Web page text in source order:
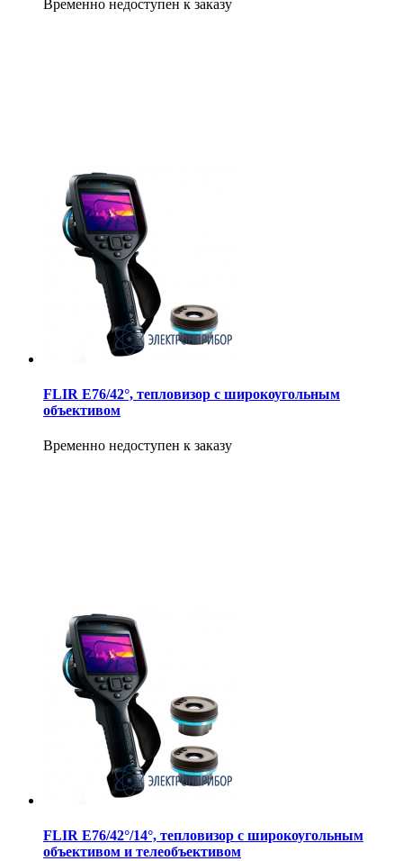
Временно недоступен к заказу
FLIR E76/42°, тепловизор с широкоугольным
объективом
Временно недоступен к заказу
FLIR E76/42°/14°, тепловизор с широкоугольным
объективом и телеобъективом